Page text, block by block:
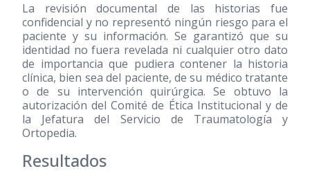
La revisión documental de las historias fue
confidencial y no representó ningún riesgo para el
paciente y su información. Se garantizó que su
identidad no fuera revelada ni cualquier otro dato
de importancia que pudiera contener la historia
clínica, bien sea del paciente, de su médico tratante
o de su intervención quirúrgica. Se obtuvo la
autorización del Comité de Ética Institucional y de
la Jefatura del Servicio de Traumatología y
Ortopedia.
Resultados